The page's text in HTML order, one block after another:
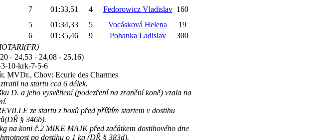
7 01:33,51 4 Fedorowicz Vladislav 160
5 01:34,33 5 Vocásková Helena
19
6 01:35,46 9 Pohanka Ladislav
300
- 24,53 - 24,08 - 25,16)
10-krk-7-5-6
MVDr., Chov: Ecurie des Charmes
na startu cca 6 délek.
D. a jeho vysvětlení (podezření na zranění koně) vzala na
ze startu z boxů před příštím startem v dostihu
§ 346b).
na koni č.2 MIKE MAJK před začátkem dostihového dne
po dostihu o 1 kg (DŘ § 383d).